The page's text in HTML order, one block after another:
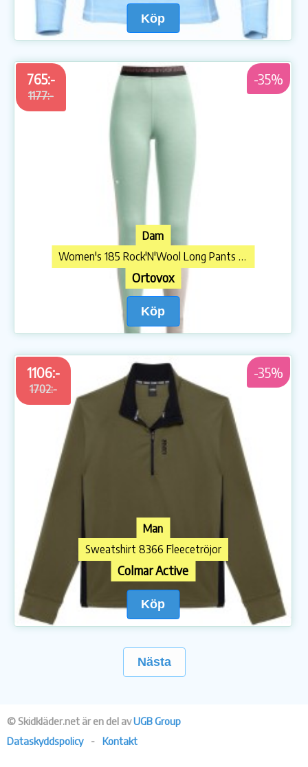
Köp
765:-
1177:-
-35%
Dam
Women's 185 Rock'N'Wool Long Pants Underkläder merinoull
Ortovox
Köp
1106:-
1702:-
-35%
Man
Sweatshirt 8366 Fleecetröjor
Colmar Active
Köp
Nästa
© Skidkläder.net är en del avUGB Group
Dataskyddspolicy
- Kontakt